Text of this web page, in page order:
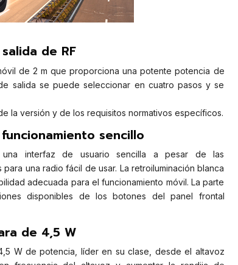
de RF
de 2 m que proporciona una potente potencia de
salida se puede seleccionar en cuatro pasos y se
la versión y de los requisitos normativos específicos.
sencillo
una interfaz de usuario sencilla a pesar de las
una radio fácil de usar. La retroiluminación blanca
adecuada para el funcionamiento móvil. La parte
disponibles de los botones del panel frontal
de 4,5 W
W de potencia, líder en su clase, desde el altavoz